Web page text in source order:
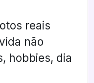
reais
não
hobbies, dia